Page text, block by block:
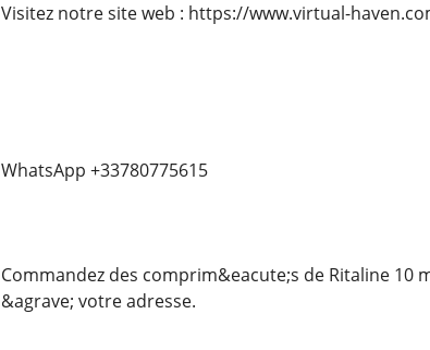
Visitez notre site web : https://www.virtual-
WhatsApp +33780775615
Commandez des comprim&eacute;s de Ritaline
&agrave; votre adresse.